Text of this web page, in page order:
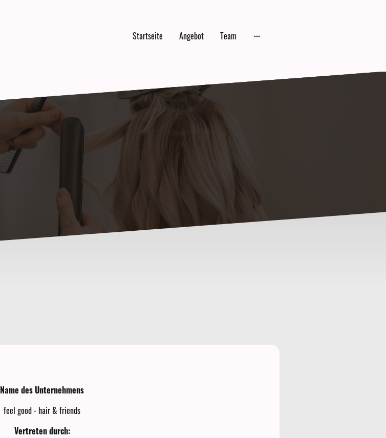
Startseite Angebot Team
Name des Unternehmens
feel good - hair & friends
Vertreten durch: